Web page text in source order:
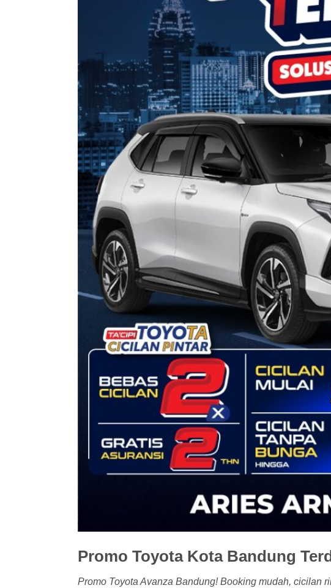
Promo Toyota Kota Bandung
Promo Toyota Avanza Bandung! Booking mudah, cicilan